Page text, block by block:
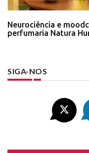
Neurociência e
perfumaria Natura
SIGA-NOS